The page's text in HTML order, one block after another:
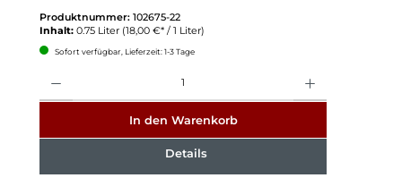
Produktnummer: 102675-22
Inhalt: 0.75 Liter (18,00 €* / 1 Liter)
Sofort verfügbar, Lieferzeit: 1-3 Tage
In den Warenkorb
Details